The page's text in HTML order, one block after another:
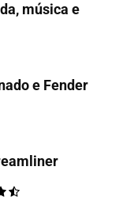
música e
e Fender